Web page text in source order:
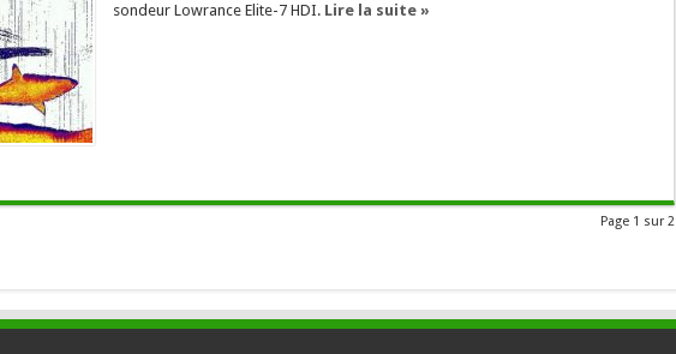
sondeur Lowrance Elite-7 HDI. Lire la suite »
Page 1 sur 2